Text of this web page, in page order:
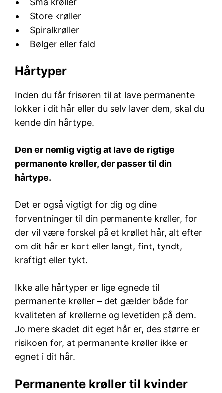
Små krøller
Store krøller
Spiralkrøller
Bølger eller fald
Hårtyper
Inden du får frisøren til at lave permanente
lokker i dit hår eller du selv laver dem, skal du
kende din hårtype.
Den er nemlig vigtig at lave de rigtige
permanente krøller, der passer til din
hårtype.
Det er også vigtigt for dig og dine
forventninger til din permanente krøller, for
der vil være forskel på et krøllet hår, alt efter
om dit hår er kort eller langt, fint, tyndt,
kraftigt eller tykt.
Ikke alle hårtyper er lige egnede til
permanente krøller – det gælder både for
kvaliteten af krøllerne og levetiden på dem.
Jo mere skadet dit eget hår er, des større er
risikoen for, at permanente krøller ikke er
egnet i dit hår.
Permanente krøller til kvinder